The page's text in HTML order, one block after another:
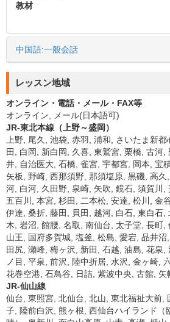
教材
中国語:一般会話
レッスン地域
オンライン・電話・メール・FAX等
オンライン, メール(日本語可)
JR-東北本線（上野～盛岡）
上野, 尾久, 池袋, 赤羽, 浦和, さいたま新
田, 白岡, 新白岡, 久喜, 東鷲宮, 栗橋, 古河,
井, 自治医大, 石橋, 雀宮, 宇都宮, 岡本, 宝
矢板, 野崎, 西那須野, 那須塩原, 黒磯, 高
河, 白河, 久田野, 泉崎, 矢吹, 鏡石, 須賀川,
五百川, 本宮, 杉田, 二本松, 安達, 松川, 金
伊達, 桑折, 藤田, 貝田, 越河, 白石, 東白石,
木, 岩沼, 館腰, 名取, 南仙台, 太子堂, 長町,
山王, 国府多賀城, 塩釜, 松島, 愛宕, 品井
田尻, 瀬峰, 梅ヶ沢, 新田, 石越, 油島, 花泉,
ノ目, 平泉, 前沢, 陸中折居, 水沢, 金ヶ崎,
花巻空港, 石鳥谷, 日詰, 紫波中央, 古館,
JR-仙山線
仙台, 東照宮, 北仙台, 北山, 東北福祉大前,
子, 陸前白沢, 熊ヶ根, 西仙台ハイランド（